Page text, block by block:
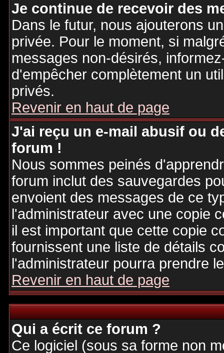
Je continue de recevoir des
Dans le futur, nous ajouterons
privée. Pour le moment, si
messages non-désirés,
d'empêcher complètement un
privés.
Revenir en haut de page
J'ai reçu un e-mail abusif ou
forum !
Nous sommes peinés
forum inclut des sauvegardes
envoient des messages de ce
l'administrateur avec une copie
il est important que cette copie
fournissent une liste de détails
l'administrateur pourra prendre
Revenir en haut de page
Qui a écrit ce forum ?
Ce logiciel (sous sa forme non